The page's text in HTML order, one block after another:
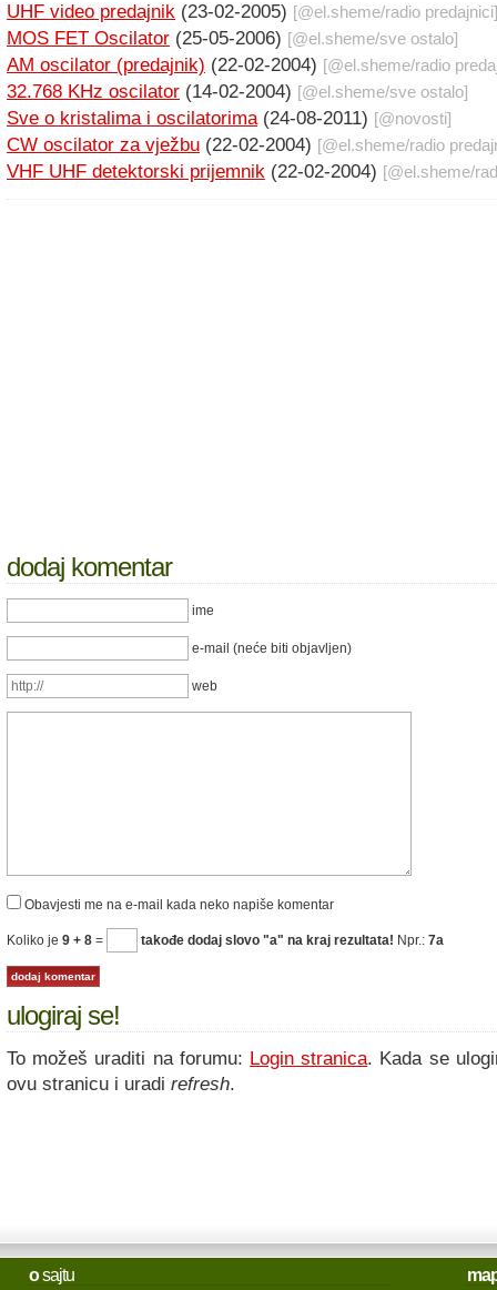
UHF video predajnik (23-02-2005) [@el.sheme/radio predajnici]
MOS FET Oscilator (25-05-2006) [@el.sheme/sve ostalo]
AM oscilator (predajnik) (22-02-2004) [@el.sheme/radio
32.768 KHz oscilator (14-02-2004) [@el.sheme/sve ostalo]
Sve o kristalima i oscilatorima(24-08-2011) [@novosti]
CW oscilator za vježbu (22-02-2004) [@el.sheme/radio
VHF UHF detektorski prijemnik (22-02-2004) [@el.sheme/
dodaj komentar
ime
e-mail (neće biti objavljen)
web
Obavjesti me na e-mail kada neko napiše komentar
Koliko je 9 + 8 = takođe dodaj slovo "a" na kraj rezultata! Npr.: 7a
ulogiraj se!
To možeš uraditi na forumu: Login stranica. Kada se
ovu stranicu i uradi refresh.
osajtu